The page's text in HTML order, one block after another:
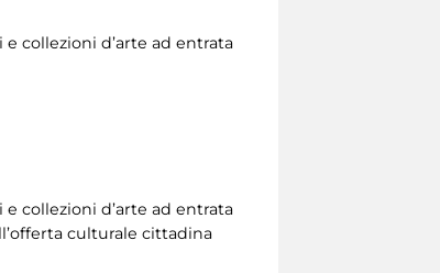
collezioni d’arte ad entrata
collezioni d’arte ad entrata
culturale cittadina